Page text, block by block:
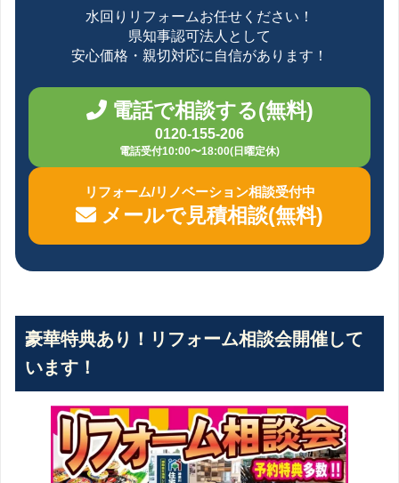
水回りリフォームお任せください！
県知事認可法人として
安心価格・親切対応に自信があります！
電話で相談する(無料)
0120-155-206
電話受付10:00〜18:00(日曜定休)
リフォーム/リノベーション相談受付中
メールで見積相談(無料)
豪華特典あり！リフォーム相談会開催して
います！